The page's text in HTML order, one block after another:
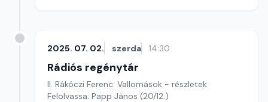
2025. 07. 02. szerda 14:30
Rádiós regénytár
II. Rákóczi Ferenc: Vallomások - részletek
Felolvassa: Papp János (20/12.)